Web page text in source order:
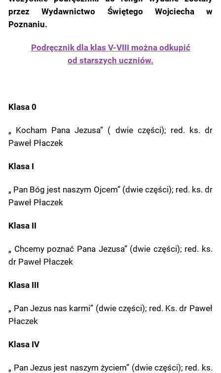
przez Wydawnictwo Świętego Wojciecha w
Poznaniu.
Podręcznik dla klas V-VIII można odkupić
od starszych uczniów.
Klasa 0
„ Kocham Pana Jezusa” ( dwie części); red. ks. dr
Paweł Płaczek
Klasa I
„ Pan Bóg jest naszym Ojcem” (dwie części); red. ks. dr
Paweł Płaczek
Klasa II
„ Chcemy poznać Pana Jezusa” (dwie części); red. ks.
dr Paweł Płaczek
Klasa III
„ Pan Jezus nas karmi” (dwie części); red. Ks. dr Paweł
Płaczek
Klasa IV
„ Pan Jezus jest naszym życiem” (dwie części); red. ks.